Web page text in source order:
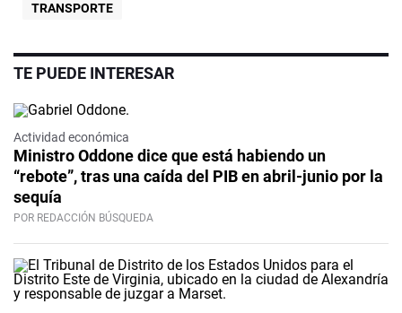
TRANSPORTE
TE PUEDE INTERESAR
Actividad económica
Ministro Oddone dice que está habiendo un
“rebote”, tras una caída del PIB en abril-junio por la
sequía
POR REDACCIÓN BÚSQUEDA